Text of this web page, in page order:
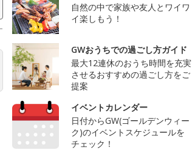
自然の中で家族や友人とワイワ
イ楽しもう！
GWおうちでの過ごし方ガイド
最大12連休のおうち時間を充実
させるおすすめの過ごし方をご
提案
イベントカレンダー
日付からGW(ゴールデンウィー
ク)のイベントスケジュールを
チェック！